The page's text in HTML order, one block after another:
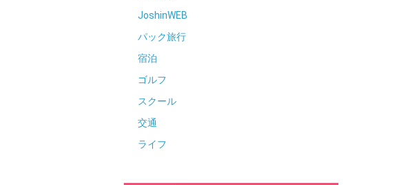
JoshinWEB
パック旅行
宿泊
ゴルフ
スクール
交通
ライフ